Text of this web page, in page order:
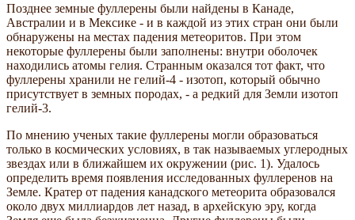
Позднее земные фуллерены были найдены в Канаде,
Австралии и в Мексике - и в каждой из этих стран они были
обнаружены на местах падения метеоритов. При этом
некоторые фуллерены были заполнены: внутри оболочек
находились атомы гелия. Странным оказался тот факт, что
фуллерены хранили не гелий-4 - изотоп, который обычно
присутствует в земных породах, - а редкий для Земли изотоп
гелий-3.
По мнению ученых такие фуллерены могли образоваться
только в космических условиях, в так называемых углеродных
звездах или в ближайшем их окружении (рис. 1). Удалось
определить время появления исследованных фуллеренов на
Земле. Кратер от падения канадского метеорита образовался
около двух миллиардов лет назад, в архейскую эру, когда